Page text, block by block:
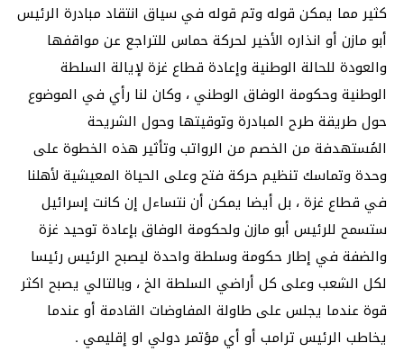
كثير مما يمكن قوله وتم قوله في سياق انتقاد مبادرة الرئيس
أبو مازن أو انذاره الأخير لحركة حماس للتراجع عن مواقفها
والعودة للحالة الوطنية وإعادة قطاع غزة لإيالة السلطة
الوطنية وحكومة الوفاق الوطني ، وكان لنا رأي في الموضوع
حول طريقة طرح المبادرة وتوقيتها وحول الشريحة
المُستهدفة من الخصم من الرواتب وتأثير هذه الخطوة على
وحدة وتماسك تنظيم حركة فتح وعلى الحياة المعيشية لأهلنا
في قطاع غزة ، بل أيضا يمكن أن نتساءل إن كانت إسرائيل
ستسمح للرئيس أبو مازن ولحكومة الوفاق بإعادة توحيد غزة
والضفة في إطار حكومة وسلطة واحدة ليصبح الرئيس رئيسا
لكل الشعب وعلى كل أراضي السلطة الخ ، وبالتالي يصبح اكثر
قوة عندما يجلس على طاولة المفاوضات القادمة أو عندما
يخاطب الرئيس ترامب أو أي مؤتمر دولي او إقليمي .